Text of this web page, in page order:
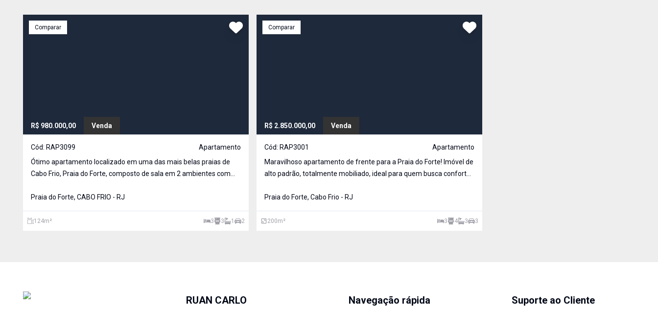
Comparar
R$ 980.000,00 Venda
Cód: RAP3099
Apartamento
Ótimo apartamento localizado em uma das mais belas praias de
Cabo Frio, Praia do Forte, composto de sala em 2 ambientes com
Praia do Forte, CABO FRIO - RJ
124m² 3 3 1 2
Comparar
R$ 2.850.000,00 Venda
Cód: RAP3001
Apartamento
Maravilhoso apartamento de frente para a Praia do Forte! Imóvel de
alto padrão, totalmente mobiliado, ideal para quem busca conforto,
por: Salão em 2 ambientes com vista permanente para
Praia do Forte, Cabo Frio - RJ
200m² 3 4 3 3
RUAN CARLO Navegação rápida Suporte ao Cliente